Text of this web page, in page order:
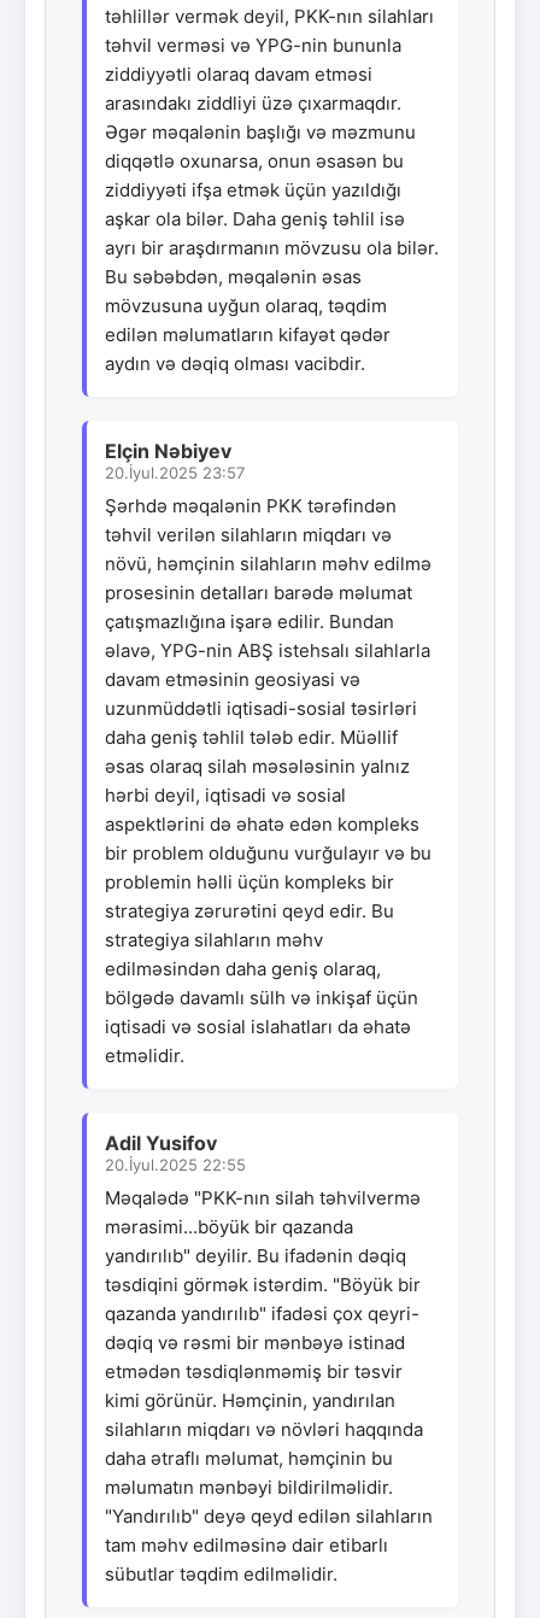
təhlillər vermək deyil, PKK-nın silahları
təhvil verməsi və YPG-nin bununla
ziddiyyətli olaraq davam etməsi
arasındakı ziddliyi üzə çıxarmaqdır.
Əgər məqalənin başlığı və məzmunu
diqqətlə oxunarsa, onun əsasən bu
ziddiyyəti ifşa etmək üçün yazıldığı
aşkar ola bilər. Daha geniş təhlil isə
ayrı bir araşdırmanın mövzusu ola bilər.
Bu səbəbdən, məqalənin əsas
mövzusuna uyğun olaraq, təqdim
edilən məlumatların kifayət qədər
aydın və dəqiq olması vacibdir.
Elçin Nəbiyev
20.İyul.2025 23:57
Şərhdə məqalənin PKK tərəfindən
təhvil verilən silahların miqdarı və
növü, həmçinin silahların məhv edilmə
prosesinin detalları barədə məlumat
çatışmazlığına işarə edilir. Bundan
əlavə, YPG-nin ABŞ istehsalı silahlarla
davam etməsinin geosiyasi və
uzunmüddətli iqtisadi-sosial təsirləri
daha geniş təhlil tələb edir. Müəllif
əsas olaraq silah məsələsinin yalnız
hərbi deyil, iqtisadi və sosial
aspektlərini də əhatə edən kompleks
bir problem olduğunu vurğulayır və bu
problemin həlli üçün kompleks bir
strategiya zərurətini qeyd edir. Bu
strategiya silahların məhv
edilməsindən daha geniş olaraq,
bölgədə davamlı sülh və inkişaf üçün
iqtisadi və sosial islahatları da əhatə
etməlidir.
Adil Yusifov
20.İyul.2025 22:55
Məqalədə "PKK-nın silah təhvilvermə
mərasimi...böyük bir qazanda
yandırılıb" deyilir. Bu ifadənin dəqiq
təsdiqini görmək istərdim. "Böyük bir
qazanda yandırılıb" ifadəsi çox qeyri-
dəqiq və rəsmi bir mənbəyə istinad
etmədən təsdiqlənməmiş bir təsvir
kimi görünür. Həmçinin, yandırılan
silahların miqdarı və növləri haqqında
daha ətraflı məlumat, həmçinin bu
məlumatın mənbəyi bildirilməlidir.
"Yandırılıb" deyə qeyd edilən silahların
tam məhv edilməsinə dair etibarlı
sübutlar təqdim edilməlidir.